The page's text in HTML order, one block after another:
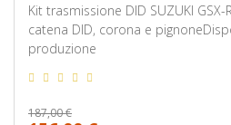
Kit trasmissione DID SUZUKI
catena DID, corona e
produzione
187,00 €